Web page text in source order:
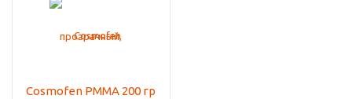
Cosmofen PММА 200 гр